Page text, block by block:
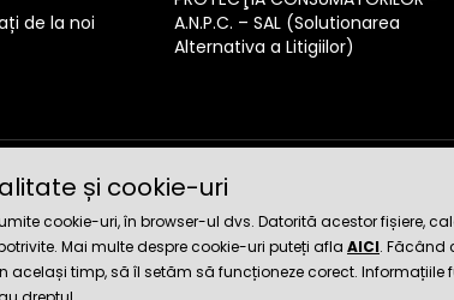
de la noi
A.N.P.C. – SAL (Solutionarea
Alternativa a Litigiilor)
Magazin de încredere
și cookie-uri
cookie-uri, în browser-ul dvs. Datorită acestor fișiere,
Mai multe despre cookie-uri puteți afla AICI. Făcând
timp, să îl setăm să funcționeze corect.